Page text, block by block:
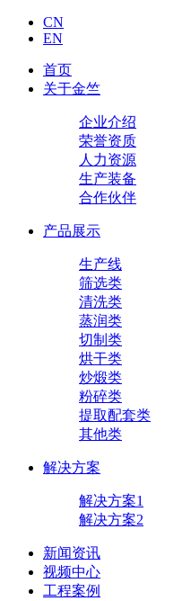
CN
EN
首页
关于金竺
企业介绍
荣誉资质
人力资源
生产装备
合作伙伴
产品展示
生产线
筛选类
清洗类
蒸润类
切制类
烘干类
炒煅类
粉碎类
提取配套类
其他类
解决方案
解决方案1
解决方案2
新闻资讯
视频中心
工程案例